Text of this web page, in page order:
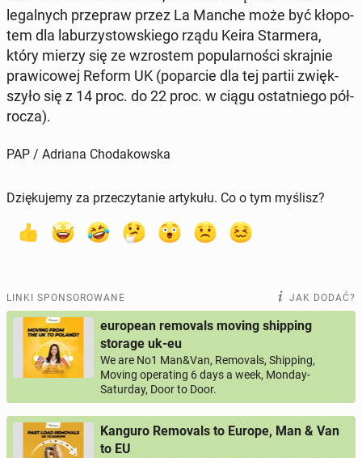
le­gal­nych prze­praw przez La Manche może być kło­po­
tem dla la­bu­rzy­stow­skie­go rządu Keira Star­me­ra,
który mierzy się ze wzro­stem po­pu­lar­no­ści skraj­nie
pra­wi­co­wej Reform UK (po­par­cie dla tej partii zwięk­
szy­ło się z 14 proc. do 22 proc. w ciągu ostat­nie­go pół­
ro­cza).
PAP / Adriana Chodakowska
Dziękujemy za przeczytanie artykułu. Co o tym myślisz?
LINKI SPONSOROWANE JAK DODAĆ?
european removals moving shipping
storage uk-eu
We are No1 Man&Van, Removals, Shipping,
Moving operating 6 days a week, Monday-
Saturday, Door to Door.
Kanguro Removals to Europe, Man & Van
to EU